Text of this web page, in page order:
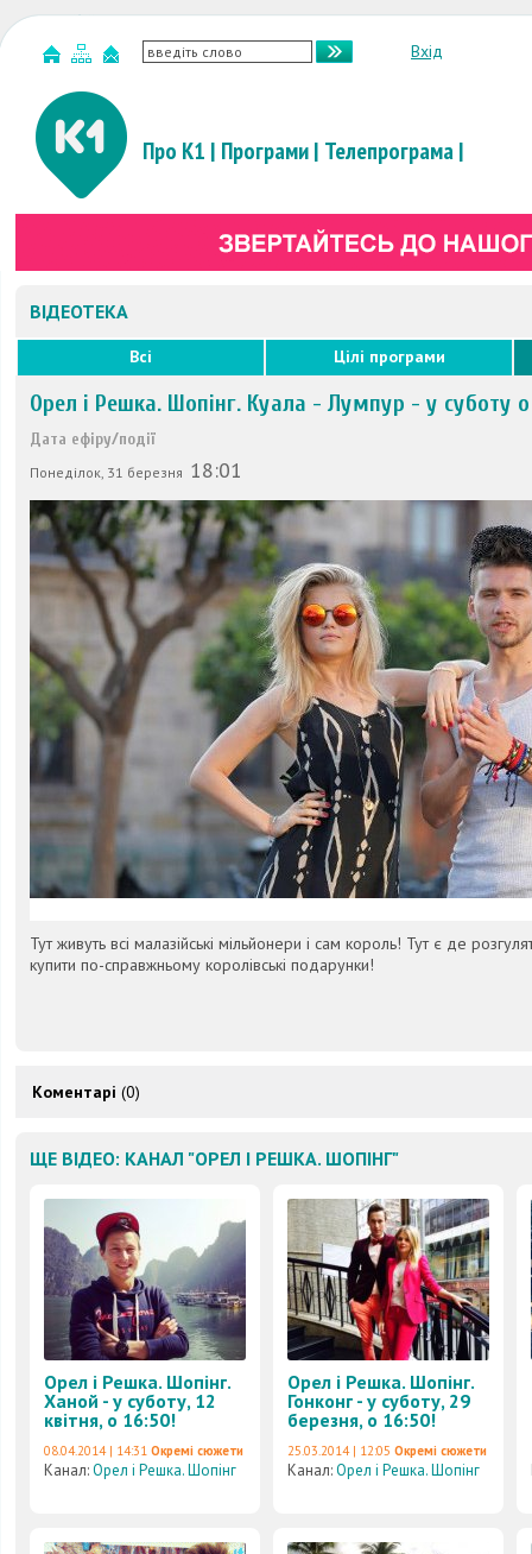
Вхід
Про К1 | Програми| Телепрограма|
ВІДЕОТЕКА
Всі Цілі програми
Орел і Решка. Шопінг. Куала - Лумпур - у суботу о
Дата ефіру/події
Понеділок, 31 березня 18:01
Тут живуть всі малазійські мільйонери і сам король! Тут є де
купити по-справжньому королівські подарунки!
Коментарі (0)
ЩЕ ВІДЕО: КАНАЛ "ОРЕЛ І РЕШКА. ШОПІНГ"
Орел і Решка. Шопінг.
Ханой - у суботу, 12
квітня, о 16:50!
08.04.2014 | 14:31 Окремі сюжети
Канал:Орел і Решка. Шопінг
Орел і Решка. Шопінг.
Гонконг - у суботу, 29
березня, о 16:50!
25.03.2014 | 12:05 Окремі сюжети
Канал:Орел і Решка. Шопінг